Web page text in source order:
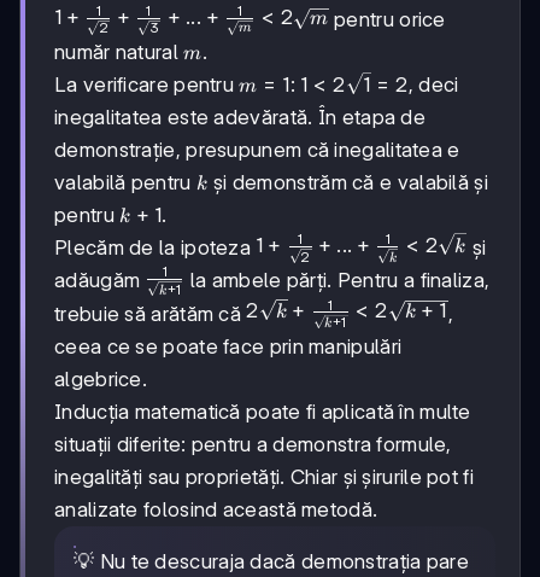
1 +
\frac{1}
{\sqrt{2}}
+ \frac{1}
{\sqrt{3}}
+ ... +
\frac{1}
{\sqrt{m}}
<
2\sqrt{m}
1 + 2
1 + 3
1 + ... + m
1 < 2 m pentru orice
număr naturalm
m.
La verificare pentrum=1
m = 1: 1 <
2\sqrt{1}
= 2
1 < 2 1 = 2, deci
inegalitatea este adevărată. În etapa de
demonstrație, presupunem că inegalitatea e
valabilă pentru k
k și demonstrăm că e valabilă și
pentruk+1
k + 1.
Plecăm de la ipoteza 1 +
\frac{1}
{\sqrt{2}}
+ ... +
\frac{1}
2\sqrt{k}
1 + 2
1 + ... +
k
1 < 2 k și
adăugăm \frac{1}
{\sqrt{k+1}}
k+1
1
la ambele părți. Pentru a finaliza,
trebuie să arătăm că2\sqrt{k} +
\frac{1}
{\sqrt{k+1}}
2\sqrt{k+1}
2 k +
k+1
1 < 2 k + 1,
ceea ce se poate face prin manipulări
algebrice.
Inducția matematică poate fi aplicată în multe
situații diferite: pentru a demonstra formule,
inegalități sau proprietăți. Chiar și șirurile pot fi
analizate folosind această metodă.
💡 Nu te descuraja dacă demonstrația pare